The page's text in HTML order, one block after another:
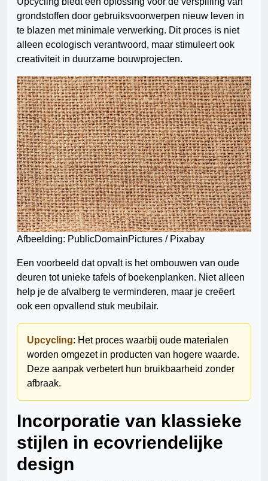
grondstoffen door gebruiksvoorwerpen nieuw leven in
te blazen met minimale verwerking. Dit proces is niet
alleen ecologisch verantwoord, maar stimuleert ook
creativiteit in duurzame bouwprojecten.
Afbeelding: PublicDomainPictures / Pixabay
Een voorbeeld dat opvalt is het ombouwen van oude
deuren tot unieke tafels of boekenplanken. Niet alleen
help je de afvalberg te verminderen, maar je creëert
ook een opvallend stuk meubilair.
Upcycling: Het proces waarbij oude materialen
worden omgezet in producten van hogere waarde.
Deze aanpak verbetert hun bruikbaarheid zonder
afbraak.
Incorporatie van klassieke
stijlen in ecovriendelijke
design